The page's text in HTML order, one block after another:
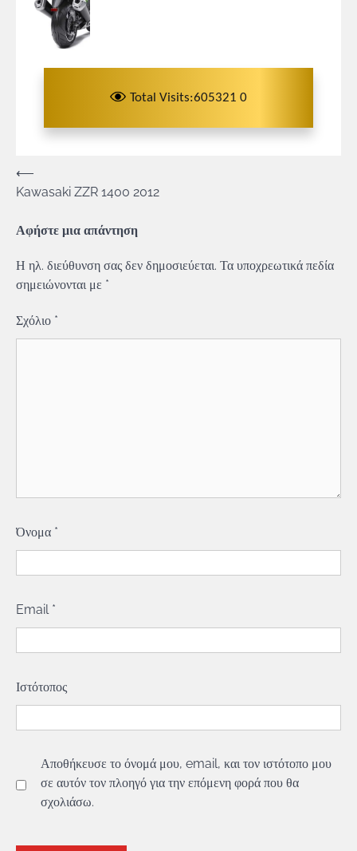
Total Visits:605321 0
Πλοήγηση
άρθρων
⟵
Kawasaki ZZR 1400 2012
Αφήστε μια απάντηση
Η ηλ. διεύθυνση σας δεν δημοσιεύεται. Τα υποχρεωτικά πεδία
σημειώνονται με *
Σχόλιο *
Όνομα *
Email *
Ιστότοπος
Αποθήκευσε το όνομά μου, email, και τον ιστότοπο μου
σε αυτόν τον πλοηγό για την επόμενη φορά που θα
σχολιάσω.